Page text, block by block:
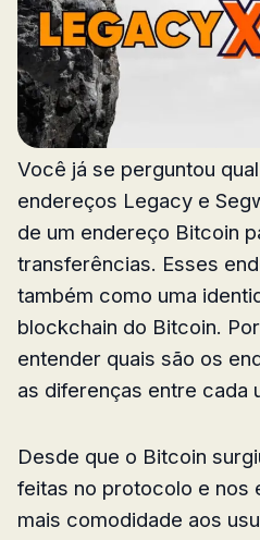
Você já se perguntou
endereços Legacy e
de um endereço Bitcoin
transferências. Esses
também como uma
blockchain do Bitcoin.
entender quais são os
as diferenças entre cada
Desde que o Bitcoin
feitas no protocolo e nos
mais comodidade aos